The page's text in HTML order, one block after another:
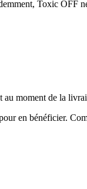
Toxic OFF
au moment de la
en bénéficier.